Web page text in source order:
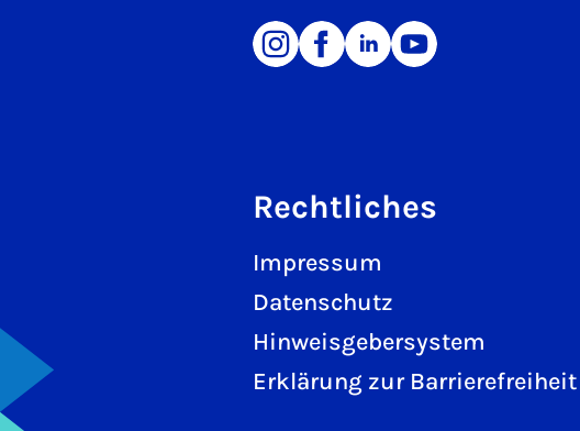
Rechtliches
Impressum
Datenschutz
Hinweisgebersystem
Erklärung zur Barrierefreiheit